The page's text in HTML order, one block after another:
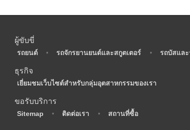
ผู้ขับขี่
รถยนต์ • รถจักรยานยนต์และสกูตเตอร์ • รถบัสแล
ธุรกิจ
เยี่ยมชมเว็บไซต์สำหรับกลุ่มอุตสาหกรรมของเรา
ขอรับบริการ
Sitemap • ติดต่อเรา • สถานที่ซื้อ